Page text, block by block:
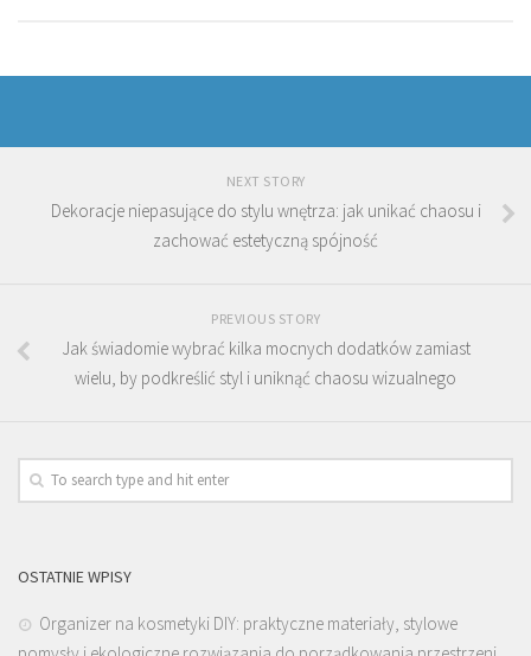
NEXT STORY
Dekoracje niepasujące do stylu wnętrza: jak unikać chaosu i
zachować estetyczną spójność
PREVIOUS STORY
Jak świadomie wybrać kilka mocnych dodatków zamiast
wielu, by podkreślić styl i uniknąć chaosu wizualnego
OSTATNIE WPISY
Organizer na kosmetyki DIY: praktyczne materiały, stylowe